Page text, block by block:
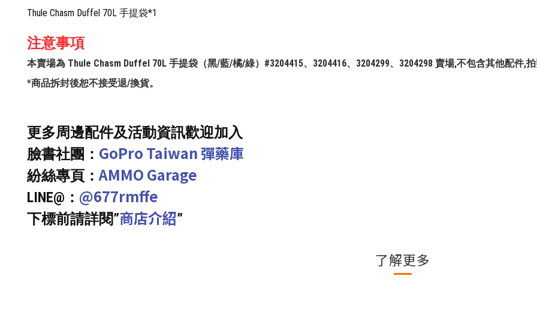
Thule Chasm Duffel 70L 手提袋*1
注意事項
本賣場為 Thule Chasm Duffel 70L 手提袋（黑/藍/橘/綠）#3204415、3204416、3204299、3204298 賣場,不包含其他配件,拍
*商品拆封後恕不接受退/換貨。
更多周邊配件及活動資訊歡迎加入
臉書社團： GoPro Taiwan 彈藥庫
紛絲專頁：AMMO Garage
LINE@： @677rmffe
下標前請詳閱”商店介紹”
了解更多